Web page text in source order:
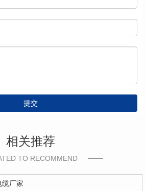
提交
相关推荐
TO RECOMMEND
缆厂家